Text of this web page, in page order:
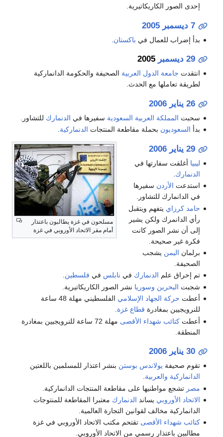
إحدى الصور الكاريكاتيرية.
7 ديسمبر 2005
بدأ إضراب للعمال في باكستان
29 ديسمبر
انتقدت جامعة الدول العربية الصحيفة والحكومة الدانماركية
لطريقة تعاملها مع الحدث.
26 يناير 2006
سحبت المملكة العربية السعودية سفيرها في الدنمارك للتشاور.
بدأ السعوديون بحملة مقاطعة المنتجات الدنماركية.
مسلحون في غزة يطالبون باعتذار
أمام مقر الاتحاد الأوروبي في غزة
29 يناير 2006
ليبيا أغلقت سفارتها في
الدنمارك
استدعت الأردن سفيرها
في الدانمارك للتشاور.
حامد كرزاي يتفهم ويتقبل
رأي الدانمرك ولكن يشير
إلى أن نشر الصور كانت
فكرة غير صحيحة.
برلمان اليمن يشجب
الصحيفة.
تم إحراق علم الدنمارك في نابلس في فلسطين.
شجبت البحرين وسوريا نشر الصور الكاريكاتيرية.
أعطت حركة الجهاد الإسلامي
الفلسطيني مهلة 48 ساعة
للنرويجيين بمغادرة قطاع غزة.
أعطتكتائب شهداء الأقصى
مهلة 72 ساعة للنرويجيين بمغادرة
المنطقة.
30 يناير 2006
تقوم صحيفة يولاندس بوستن بنشر اعتذار للمسلمين باللغتين
الدانماركية والعربية.
مصر تشجع مواطنيها على مقاطعة المنتجات الدانماركية.
الاتحاد الأوروبي يساند الدنمارك معتبرا المقاطعة للمنتوجات
الدانماركية مخالف لقوانين التجارة العالمية.
كتائب شهداء الأقصى تقتحم مكتب الاتحاد الأوروبي في غزة
مطالبين باعتذار رسمي من الاتحاد الأوروبي.